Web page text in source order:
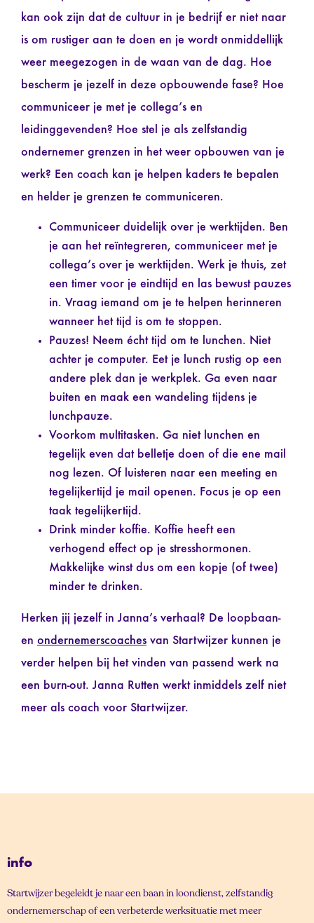
kan ook zijn dat de cultuur in je bedrijf er niet naar
is om rustiger aan te doen en je wordt onmiddellijk
weer meegezogen in de waan van de dag. Hoe
bescherm je jezelf in deze opbouwende fase? Hoe
communiceer je met je collega’s en
leidinggevenden? Hoe stel je als zelfstandig
ondernemer grenzen in het weer opbouwen van je
werk? Een coach kan je helpen kaders te bepalen
en helder je grenzen te communiceren.
Communiceer duidelijk over je werktijden. Ben
je aan het reïntegreren, communiceer met je
collega’s over je werktijden. Werk je thuis, zet
een timer voor je eindtijd en las bewust pauzes
in. Vraag iemand om je te helpen herinneren
wanneer het tijd is om te stoppen.
Pauzes! Neem écht tijd om te lunchen. Niet
achter je computer. Eet je lunch rustig op een
andere plek dan je werkplek. Ga even naar
buiten en maak een wandeling tijdens je
lunchpauze.
Voorkom multitasken. Ga niet lunchen en
tegelijk even dat belletje doen of die ene mail
nog lezen. Of luisteren naar een meeting en
tegelijkertijd je mail openen. Focus je op een
taak tegelijkertijd.
Drink minder koffie. Koffie heeft een
verhogend effect op je stresshormonen.
Makkelijke winst dus om een kopje (of twee)
minder te drinken.
Herken jij jezelf in Janna’s verhaal? De loopbaan-
en ondernemerscoaches van Startwijzer kunnen je
verder helpen bij het vinden van passend werk na
een burn-out. Janna Rutten werkt inmiddels zelf niet
meer als coach voor Startwijzer.
info
Startwijzer begeleidt je naar een baan in loondienst, zelfstandig
ondernemerschap of een verbeterde werksituatie met meer